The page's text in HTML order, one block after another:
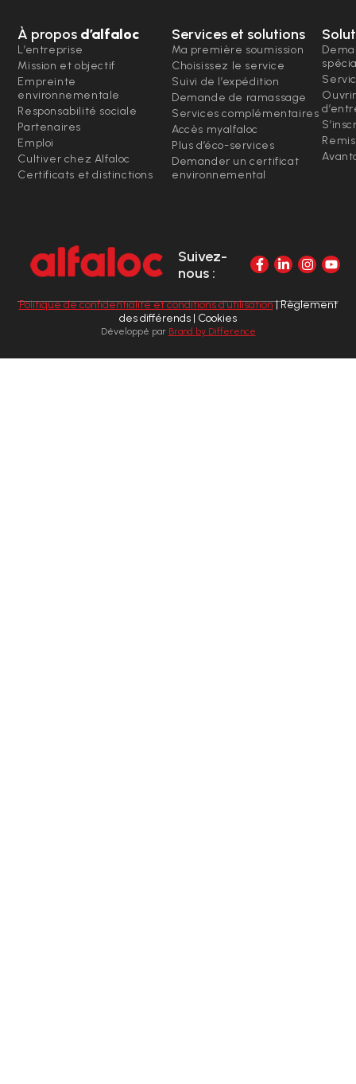
À propos d’alfaloc
L’entreprise
Mission et objectif
Empreinte
environnementale
Responsabilité sociale
Partenaires
Emploi
Cultiver chez Alfaloc
Certificats et distinctions
Services et solutions
Ma première soumission
Choisissez le service
Suivi de l’expédition
Demande de ramassage
Services complémentaires
Accès myalfaloc
Plus d’éco-services
Demander un certificat
environnemental
Suivez-
nous :
Politique de confidentialité et conditions d’utilisation| Règlement
des différends | Cookies
Développé par Brand by Difference